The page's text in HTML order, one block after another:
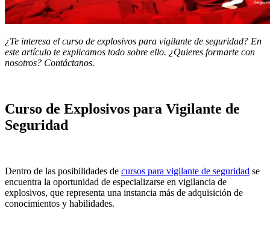
¿Te interesa el curso de explosivos para vigilante de seguridad? En
este artículo te explicamos todo sobre ello. ¿Quieres formarte con
nosotros? Contáctanos.
Curso de Explosivos para Vigilante de
Seguridad
Dentro de las posibilidades de cursos para vigilante de seguridad se
encuentra la oportunidad de especializarse en vigilancia de
explosivos, que representa una instancia más de adquisición de
conocimientos y habilidades.